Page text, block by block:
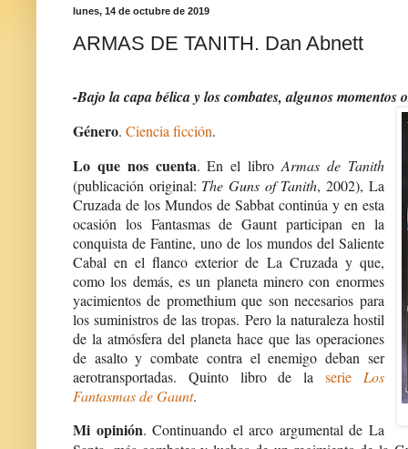
lunes, 14 de octubre de 2019
ARMAS DE TANITH. Dan Abnett
-Bajo la capa bélica y los combates, algunos momentos
Género. Ciencia ficción.
Lo que nos cuenta. En el libroArmas de Tanith
(publicación original: The Guns of Tanith, 2002), La
Cruzada de los Mundos de Sabbat continúa y en esta
ocasión los Fantasmas de Gaunt participan en la
conquista de Fantine, uno de los mundos del Saliente
Cabal en el flanco exterior de La Cruzada y que,
como los demás, es un planeta minero con enormes
yacimientos de promethium que son necesarios para
los suministros de las tropas. Pero la naturaleza hostil
de la atmósfera del planeta hace que las operaciones
de asalto y combate contra el enemigo deban ser
aerotransportadas. Quinto libro de laserie Los
Fantasmas de Gaunt.
Mi opinión. Continuando el arco argumental de La